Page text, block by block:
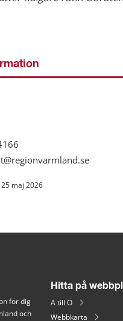
25 maj 2026
för dig
och
Hitta på
A till Ö
Webbkarta